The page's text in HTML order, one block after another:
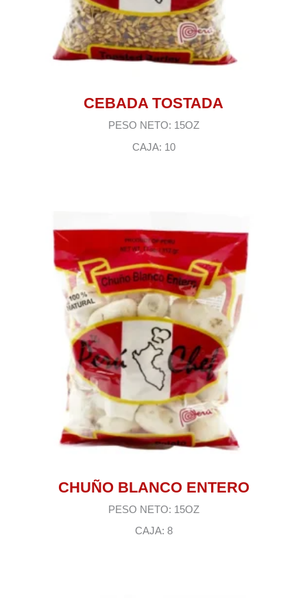
CEBADA TOSTADA
PESO NETO: 15OZ
CAJA: 10
CHUÑO BLANCO ENTERO
PESO NETO: 15OZ
CAJA: 8